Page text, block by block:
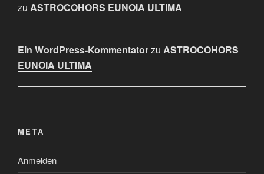
zu ASTROCOHORS EUNOIA ULTIMA
Ein WordPress-Kommentatorzu ASTROCOHORS
EUNOIA ULTIMA
META
Anmelden